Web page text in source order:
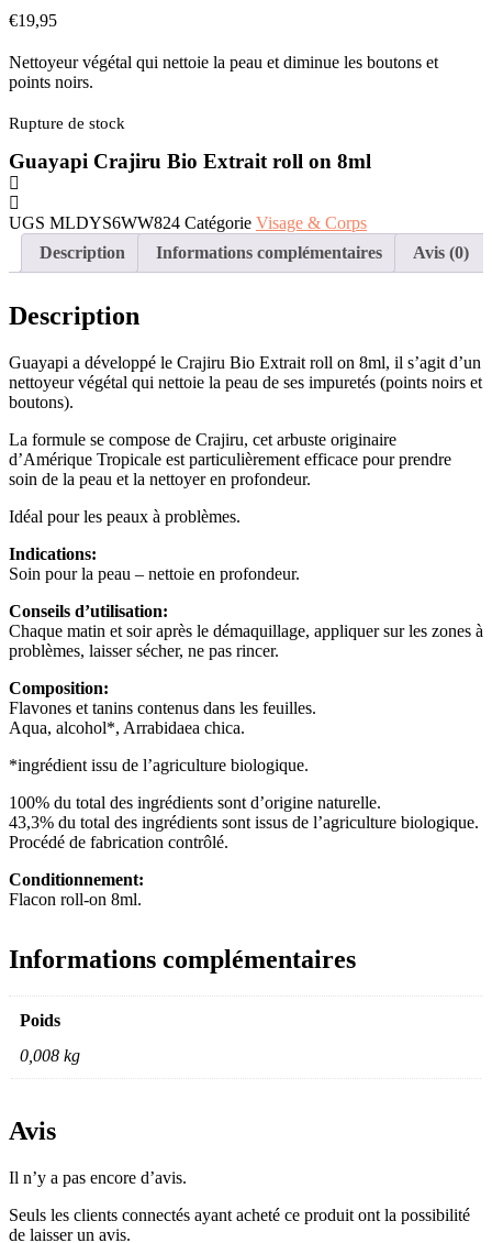
€19,95
Nettoyeur végétal qui nettoie la peau et diminue les boutons et
points noirs.
Rupture de stock
Guayapi Crajiru Bio Extrait roll on 8ml
UGS MLDYS6WW824 Catégorie Visage & Corps
Description
Informations complémentaires Avis (0)
Description
Guayapi a développé le Crajiru Bio Extrait roll on 8ml, il s’agit d’un
nettoyeur végétal qui nettoie la peau de ses impuretés (points noirs et
boutons).
La formule se compose de Crajiru, cet arbuste originaire
d’Amérique Tropicale est particulièrement efficace pour prendre
soin de la peau et la nettoyer en profondeur.
Idéal pour les peaux à problèmes.
Indications:
Soin pour la peau – nettoie en profondeur.
Conseils d’utilisation:
Chaque matin et soir après le démaquillage, appliquer sur les zones à
problèmes, laisser sécher, ne pas rincer.
Composition:
Flavones et tanins contenus dans les feuilles.
Aqua, alcohol*, Arrabidaea chica.
*ingrédient issu de l’agriculture biologique.
100% du total des ingrédients sont d’origine naturelle.
43,3% du total des ingrédients sont issus de l’agriculture biologique.
Procédé de fabrication contrôlé.
Conditionnement:
Flacon roll-on 8ml.
Informations complémentaires
Poids
0,008 kg
Avis
Il n’y a pas encore d’avis.
Seuls les clients connectés ayant acheté ce produit ont la possibilité
de laisser un avis.